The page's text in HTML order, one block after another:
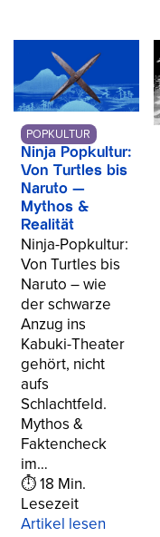
POPKULTUR
Ninja Popkultur:
Von Turtles bis
Naruto —
Mythos &
Realität
Ninja-Popkultur:
Von Turtles bis
Naruto – wie
der schwarze
Anzug ins
Kabuki-Theater
gehört, nicht
aufs
Schlachtfeld.
Mythos &
Faktencheck
im…
⏱ 18 Min.
Lesezeit
Artikel lesen